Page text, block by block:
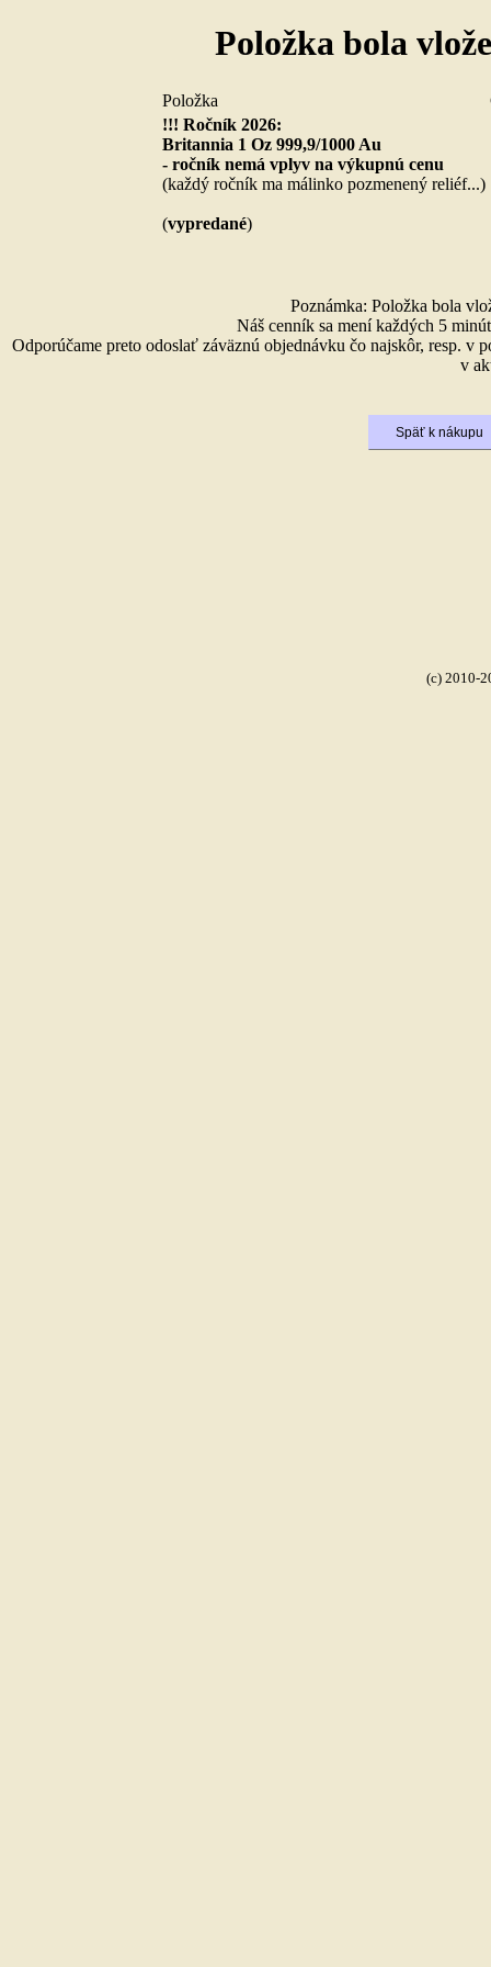
Položka bola
Položka
!!! Ročník 2026:
Britannia 1 Oz 999,9/1000 Au
- ročník nemá vplyv na výkupnú cenu
(každý ročník ma málinko pozmenený reliéf...)
(vypredané)
Poznámka: Položka bola
Náš cenník sa mení každých 5
Odporúčame preto odoslať záväznú objednávku čo najskôr, resp. v
v
(c) 2010-